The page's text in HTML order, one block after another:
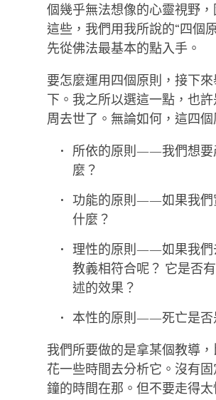
個幾乎無法想像的心靈視野
這些，我們用我所說的“四個
先從佛法最基本的點入手。
要怎麼運用四個原則，接下
下。我之所以選這一點，也
周去世了。無論如何，這四個
所依的原則——我們想要
麼？
功能的原則——如果我們
什麼？
理性的原則——如果我們
教義相符合呢？ 它是否
述的效果？
本性的原則——死亡是否
我們所要做的是拿某個教導
花一些時間去分析它。沒有
鐘的時間在那。但不要走得